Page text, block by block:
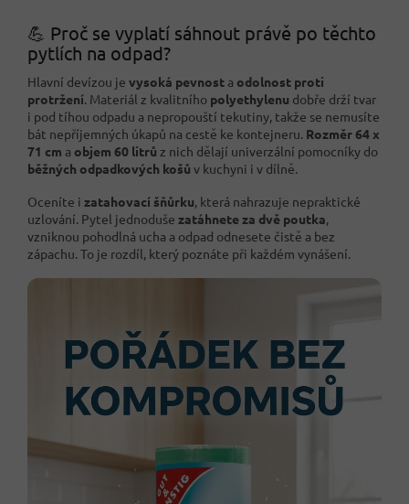
💪 Proč se vyplatí sáhnout právě po těchto
pytlích na odpad?
Hlavní devízou je vysoká pevnost a odolnost proti
protržení. Materiál z kvalitního polyethylenu dobře drží tvar
i pod tíhou odpadu a nepropouští tekutiny, takže se nemusíte
bát nepříjemných úkapů na cestě ke kontejneru. Rozměr 64 x
71 cm a objem 60 litrů z nich dělají univerzální pomocníky do
běžných odpadkových košů v kuchyni i v dílně.
Oceníte i zatahovací šňůrku, která nahrazuje nepraktické
uzlování. Pytel jednoduše zatáhnete za dvě poutka,
vzniknou pohodlná ucha a odpad odnesete čistě a bez
zápachu. To je rozdíl, který poznáte při každém vynášení.